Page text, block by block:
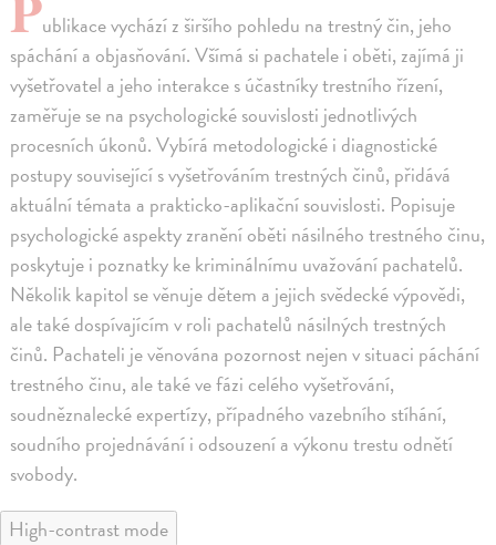
ublikace vychází z širšího pohledu na trestný čin, jeho
spáchání a objasňování. Všímá si pachatele i oběti, zajímá ji
vyšetřovatel a jeho interakce s účastníky trestního řízení,
zaměřuje se na psychologické souvislosti jednotlivých
procesních úkonů. Vybírá metodologické i diagnostické
postupy související s vyšetřováním trestných činů, přidává
aktuální témata a prakticko-aplikační souvislosti. Popisuje
psychologické aspekty zranění oběti násilného trestného činu,
poskytuje i poznatky ke kriminálnímu uvažování pachatelů.
Několik kapitol se věnuje dětem a jejich svědecké výpovědi,
ale také dospívajícím v roli pachatelů násilných trestných
činů. Pachateli je věnována pozornost nejen v situaci páchání
trestného činu, ale také ve fázi celého vyšetřování,
soudněznalecké expertízy, případného vazebního stíhání,
soudního projednávání i odsouzení a výkonu trestu odnětí
svobody.
High-contrast mode